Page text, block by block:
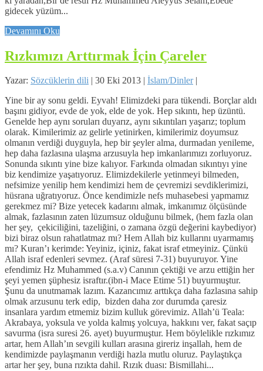
gidecek yüzüm...
Devamını Oku
Rızkımızı Arttırmak İçin Çareler
Yazar: Sözcüklerin dili | 30 Eki 2013 | İslam/Dinler|
Yine bir ay sonu geldi. Eyvah! Elimizdeki para tükendi. Borçlar aldı
başını gidiyor, evde de yok, elde de yok. Hep sıkıntı, hep üzüntü.
Genelde hep aynı soruları duyarız, aynı sıkıntıları yaşarız; toplum
olarak. Kimilerimiz az gelirle yetinirken, kimilerimiz doyumsuz
olmanın verdiği duyguyla, hep bir şeyler alma, durmadan yenileme,
hep daha fazlasına ulaşma arzusuyla hep imkanlarımızı zorluyoruz.
Sonunda sıkıntı yine bize kalıyor. Farkında olmadan sıkıntıyı yine
biz kendimize yaşatıyoruz. Elimizdekilerle yetinmeyi bilmeden,
nefsimize yenilip hem kendimizi hem de çevremizi sevdiklerimizi,
hüsrana uğratıyoruz. Önce kendimizle nefs muhasebesi yapmamız
gerekmez mi? Bize yetecek kadarını almak, imkanımız ölçüsünde
almak, fazlasının zaten lüzumsuz olduğunu bilmek, (hem fazla olan
her şey, çekiciliğini, tazeliğini, o zamana özgü değerini kaybediyor)
bizi biraz olsun rahatlatmaz mı? Hem Allah biz kullarını uyarmamış
mı? Kuran’ı kerimde: Yeyiniz, içiniz, fakat israf etmeyiniz. Çünkü
Allah israf edenleri sevmez. (Araf süresi 7-31) buyuruyor. Yine
efendimiz Hz Muhammed (s.a.v) Canının çektiği ve arzu ettiğin her
şeyi yemen şüphesiz israftır.(ibn-i Mace Etime 51) buyurmuştur.
Şunu da unutmamak lazım. Kazancımız arttıkça daha fazlasına sahip
olmak arzusunu terk edip, bizden daha zor durumda çaresiz
insanlara yardım etmemiz bizim kulluk görevimiz. Allah’ü Teala:
Akrabaya, yoksula ve yolda kalmış yolcuya, hakkını ver, fakat saçıp
savurma (isra suresi 26. ayet) buyurmuştur. Hem böylelikle rızkımız
artar, hem Allah’ın sevgili kulları arasına gireriz inşallah, hem de
kendimizde paylaşmanın verdiği hazla mutlu oluruz. Paylaştıkça
artar her şey, buna rızıkta dahil. Rızık duası: Bismillahi...